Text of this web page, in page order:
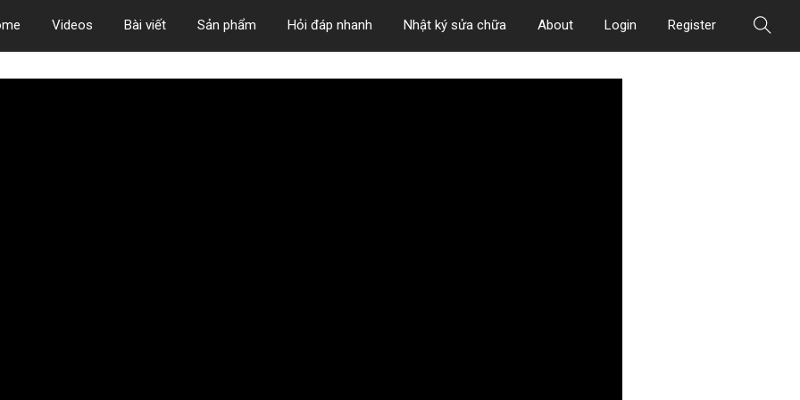
Videos Bài viết Sản phẩm Hỏi đáp nhanh Nhật ký sửa chữa About Login Register